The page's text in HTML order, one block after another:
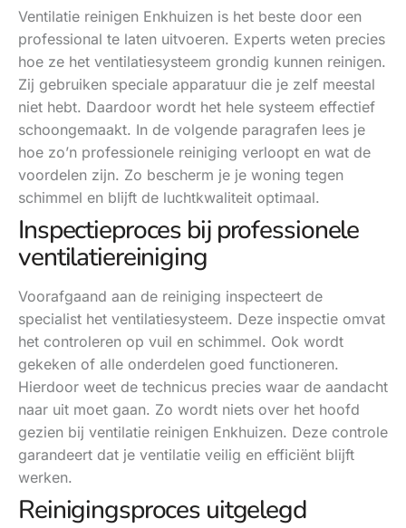
Ventilatie reinigen Enkhuizen is het beste door een
professional te laten uitvoeren. Experts weten precies
hoe ze het ventilatiesysteem grondig kunnen reinigen.
Zij gebruiken speciale apparatuur die je zelf meestal
niet hebt. Daardoor wordt het hele systeem effectief
schoongemaakt. In de volgende paragrafen lees je
hoe zo’n professionele reiniging verloopt en wat de
voordelen zijn. Zo bescherm je je woning tegen
schimmel en blijft de luchtkwaliteit optimaal.
Inspectieproces bij professionele
ventilatiereiniging
Voorafgaand aan de reiniging inspecteert de
specialist het ventilatiesysteem. Deze inspectie omvat
het controleren op vuil en schimmel. Ook wordt
gekeken of alle onderdelen goed functioneren.
Hierdoor weet de technicus precies waar de aandacht
naar uit moet gaan. Zo wordt niets over het hoofd
gezien bij ventilatie reinigen Enkhuizen. Deze controle
garandeert dat je ventilatie veilig en efficiënt blijft
werken.
Reinigingsproces uitgelegd